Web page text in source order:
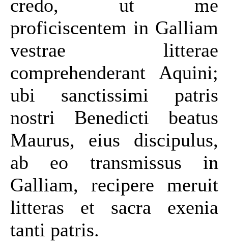
credo, ut me
proficiscentem in Galliam
vestrae litterae
comprehenderant Aquini;
ubi sanctissimi patris
nostri Benedicti beatus
Maurus, eius discipulus,
ab eo transmissus in
Galliam, recipere meruit
litteras et sacra exenia
tanti patris.